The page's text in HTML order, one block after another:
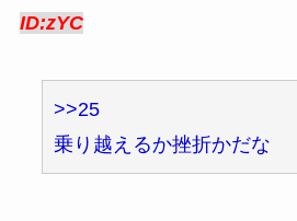
ID:zYC
>>25
乗り越えるか挫折かだな